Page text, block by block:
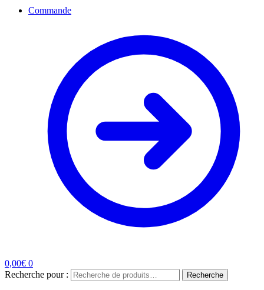
Commande
0,00€ 0
Recherche pour :
Recherche